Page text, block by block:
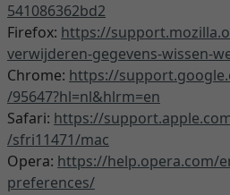
541086362bd2
Firefox: https://
verwijderen-gegevens-wissen-
Chrome: https://
/95647?hl=nl&hlrm=en
Safari: https://
/sfri11471/mac
Opera: https://help.opera.com/
preferences/